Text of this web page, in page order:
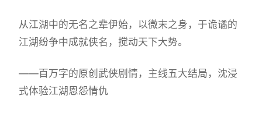
从江湖中的无名之辈伊始，以微末之身，于诡谲的
江湖纷争中成就侠名，搅动天下大势。
——百万字的原创武侠剧情，主线五大结局，沈浸
式体验江湖恩怨情仇